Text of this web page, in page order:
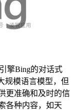
擎Bing的对话式
规模语言模型，但
更准确和及时的信
各种内容，如天